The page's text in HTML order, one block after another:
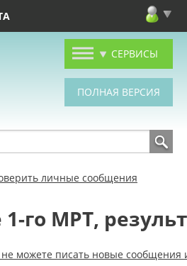
СЕРВИСЫ
личные сообщения
1-го МРТ,